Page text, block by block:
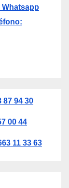
87 94 30
00 44
11 33 63